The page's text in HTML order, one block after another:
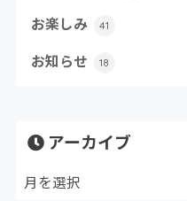
お楽しみ 41
お知らせ 18
アーカイブ